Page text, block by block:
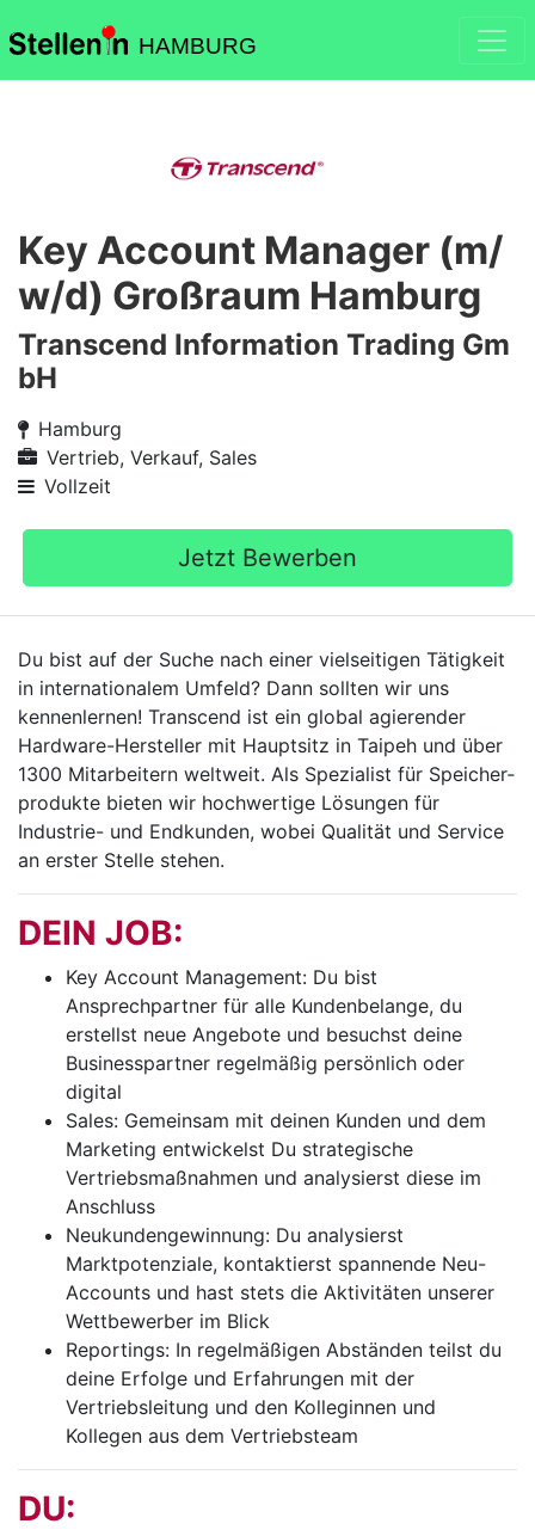
HAMBURG
Key Account Manager (m/
w/d) Großraum Hamburg
Transcend Information Trading Gm
bH
Hamburg
Vertrieb, Verkauf, Sales
Vollzeit
Jetzt Bewerben
Du bist auf der Suche nach einer viel­seitigen Tätigkeit
in interna­tionalem Umfeld? Dann sollten wir uns
kennenlernen! Transcend ist ein global agierender
Hardware-Hersteller mit Hauptsitz in Taipeh und über
1300 Mitarbeitern weltweit. Als Spezialist für Speicher­
produkte bieten wir hoch­wertige Lösungen für
Industrie- und Endkunden, wobei Qualität und Service
an erster Stelle stehen.
DEIN JOB:
Key Account Management: Du bist
Ansprechpartner für alle Kundenbelange, du
erstellst neue Angebote und besuchst deine
Businesspartner regelmäßig persönlich oder
digital
Sales: Gemeinsam mit deinen Kunden und dem
Marketing entwickelst Du strategische
Vertriebsmaßnahmen und analysierst diese im
Anschluss
Neukundengewinnung: Du analysierst
Marktpotenziale, kontaktierst spannende Neu-
Accounts und hast stets die Aktivitäten unserer
Wettbewerber im Blick
Reportings: In regelmäßigen Abständen teilst du
deine Erfolge und Erfahrungen mit der
Vertriebsleitung und den Kolleginnen und
Kollegen aus dem Vertriebsteam
DU: